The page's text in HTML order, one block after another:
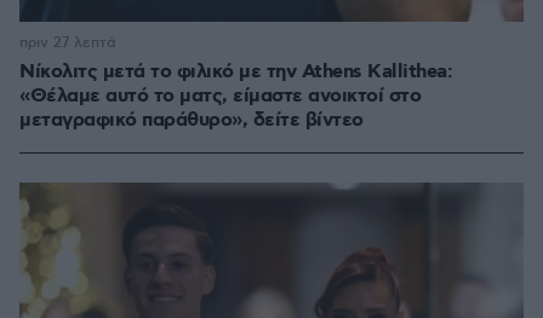
Νίκολιτς μετά το φιλικό με την Athens Kallithea:
«Θέλαμε αυτό το ματς, είμαστε ανοικτοί στο
μεταγραφικό παράθυρο», δείτε βίντεο
πριν 27 λεπτά